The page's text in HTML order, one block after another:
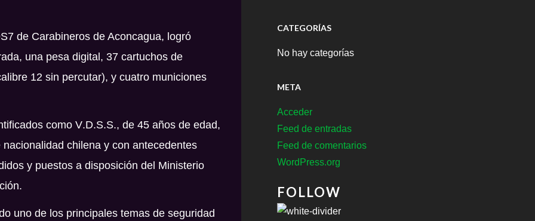
de Carabineros de Aconcagua, logró
una pesa digital, 37 cartuchos de
12 sin percutar), y cuatro municiones
como V.D.S.S., de 45 años de edad,
chilena y con antecedentes
y puestos a disposición del Ministerio
uno de los principales temas de seguridad
CATEGORÍAS
No hay categorías
META
Acceder
Feed de entradas
Feed de comentarios
WordPress.org
FOLLOW